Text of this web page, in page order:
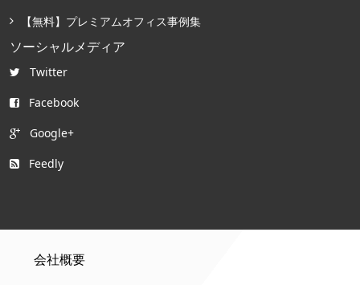
【無料】プレミアムオフィス事例集
ソーシャルメディア
Twitter
Facebook
Google+
Feedly
会社概要